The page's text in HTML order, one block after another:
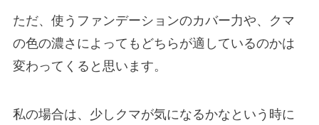
ただ、使うファンデーションのカバー力や、クマ
の色の濃さによってもどちらが適しているのかは
変わってくると思います。
私の場合は、少しクマが気になるかなという時に